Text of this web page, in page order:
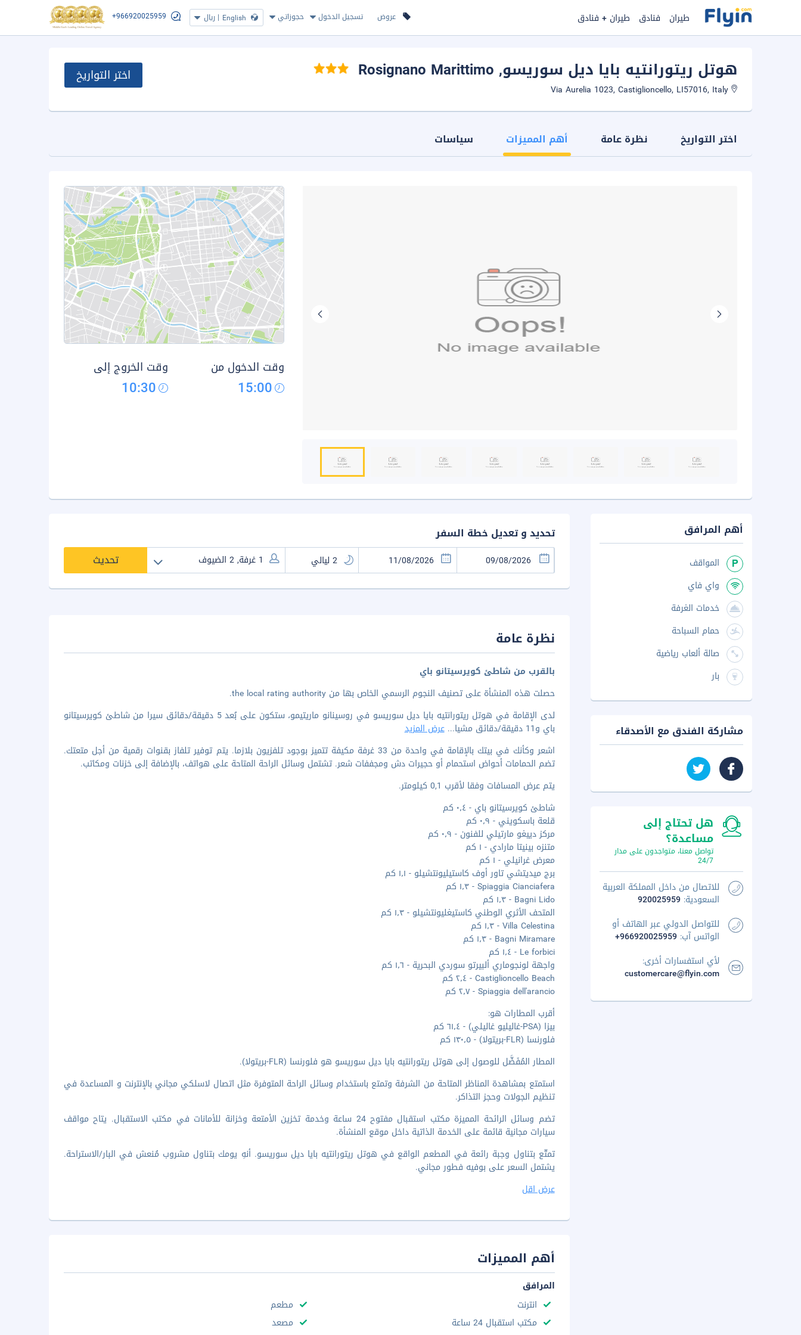
عروض تسجيل الدخول حجوزاتي English
| ريال +966920025959 طيران فنادق طيران + فنادق
هوتل ريتورانتيه بايا ديل سوريسو, Rosignano Marittimo اختر التواريخ
اختر التواريخ نظرة عامة أهم المميزات سياسات
وقت الدخول من
15:00
وقت الخروج إلى
10:30
تحديد و تعديل خطة السفر
تحديث
نظرة عامة
بالقرب من شاطئ كويرسيتانو باي
حصلت هذه المنشأة على تصنيف النجوم الرسمي الخاص بها من the local rating authority.
لدى الإقامة في هوتل ريتورانتيه بايا ديل سوريسو في روسينانو ماريتيمو، ستكون على بُعد 5 دقيقة/دقائق سيرا من شاطئ كويرسيتانو
باي و11 دقيقة/دقائق مشيا
...عرض المزيد
اشعر وكأنك في بيتك بالإقامة في واحدة من 33 غرفة مكيفة تتميز بوجود تلفزيون بلازما. يتم توفير تلفاز بقنوات رقمية من أجل متعتك.
تضم الحمامات أحواض استحمام أو حجيرات دش ومجففات شعر. تشتمل وسائل الراحة المتاحة على هواتف، بالإضافة إلى خزنات ومكاتب.
يتم عرض المسافات وفقا لأقرب 0,1 كيلومتر.
شاطئ كويرسيتانو باي - ٠٫٤ كم
قلعة باسكويني - ٠٫٩ كم
مركز دييغو مارتيلي للفنون - ٠٫٩ كم
متنزه بينيتا مارادي - ١ كم
معرض غرانيلي - ١ كم
برج ميديتشي تاور أوف كاستيليونتشيلو - ١٫١ كم
Spiaggia Cianciafera - ١٫٣ كم
Bagni Lido - ١٫٣ كم
المتحف الأثري الوطني كاستيغليونتشيلو - ١٫٣ كم
Villa Celestina - ١٫٣ كم
Bagni Miramare - ١٫٣ كم
Le forbici - ١٫٤ كم
واجهة لونجوماري ألبيرتو سوردي البحرية - ١٫٦ كم
Castiglioncello Beach - ٢٫٤ كم
Spiaggia dell'arancio - ٢٫٧ كم
أقرب المطارات هو:
بيزا (PSA-غاليليو غاليلي) - ٦١٫٤ كم
فلورنسا (FLR-بريتولا) - ١٣٠٫٥ كم
المطار المُفَضَّل للوصول إلى هوتل ريتورانتيه بايا ديل سوريسو هو فلورنسا (FLR-بريتولا).
استمتع بمشاهدة المناظر المتاحة من الشرفة وتمتع باستخدام وسائل الراحة المتوفرة مثل اتصال لاسلكي مجاني بالإنترنت و المساعدة في
تنظيم الجولات وحجز التذاكر.
تضم وسائل الرائحة المميزة مكتب استقبال مفتوح 24 ساعة وخدمة تخزين الأمتعة وخزانة للأمانات في مكتب الاستقبال. يتاح مواقف
سيارات مجانية قائمة على الخدمة الذاتية داخل موقع المنشأة.
تمتّع بتناول وجبة رائعة في المطعم الواقع في هوتل ريتورانتيه بايا ديل سوريسو. أنهِ يومك بتناول مشروب مُنعش في البار/الاستراحة.
يشتمل السعر على بوفيه فطور مجاني.
عرض اقل
أهم المميزات
المرافق
انترنت
مطعم
مكتب استقبال 24 ساعة
مصعد
أهم المرافق
المواقف
واي فاي
خدمات الغرفة
حمام السباحة
صالة ألعاب رياضية
بار
مشاركة الفندق مع الأصدقاء
هل تحتاج إلى
مساعدة؟
تواصل معنا، متواجدون على مدار
24/7
للاتصال من داخل المملكة العربية
السعودية: 920025959
للتواصل الدولي عبر الهاتف أو
الواتس آب: +966920025959
لأي استفسارات أخرى:
customercare@flyin.com